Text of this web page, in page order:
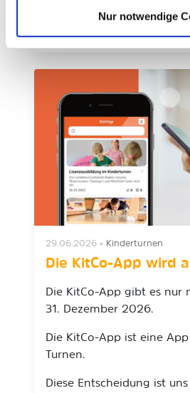
Nur notwendige
29.06.2026 • Kinderturnen
Die KitCo-App wird
Die KitCo-App gibt es nur
31. Dezember 2026.
Die KitCo-App ist eine
Turnen.
Diese Entscheidung ist